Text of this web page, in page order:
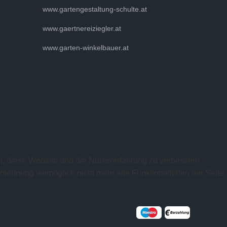
www.gartengestaltung-schulte.at
www.gaertnereiziegler.at
www.garten-winkelbauer.at
Website und die Nutzererfahrung zu verbessern
womöglich nicht mehr alle Funktionalitäten der Seite